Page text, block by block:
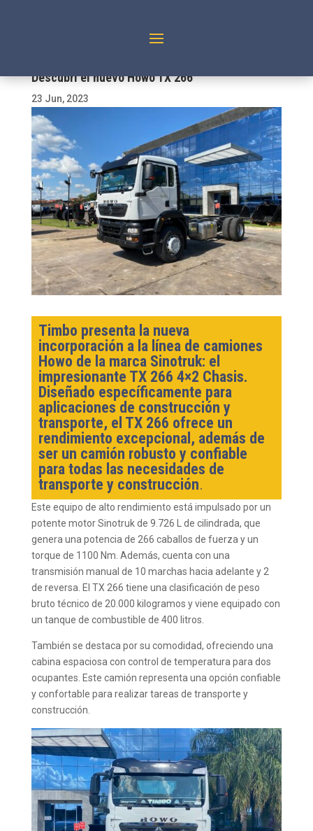
Descubrí el nuevo Howo TX 266
23 Jun, 2023
Timbo presenta la nueva
incorporación a la línea de camiones
Howo de la marca Sinotruk: el
impresionante TX 266 4×2 Chasis.
Diseñado específicamente para
aplicaciones de construcción y
transporte, el TX 266 ofrece un
rendimiento excepcional, además de
ser un camión robusto y confiable
para todas las necesidades de
transporte y construcción.
Este equipo de alto rendimiento está impulsado por un
potente motor Sinotruk de 9.726 L de cilindrada, que
genera una potencia de 266 caballos de fuerza y un
torque de 1100 Nm. Además, cuenta con una
transmisión manual de 10 marchas hacia adelante y 2
de reversa. El TX 266 tiene una clasificación de peso
bruto técnico de 20.000 kilogramos y viene equipado con
un tanque de combustible de 400 litros.
También se destaca por su comodidad, ofreciendo una
cabina espaciosa con control de temperatura para dos
ocupantes. Este camión representa una opción confiable
y confortable para realizar tareas de transporte y
construcción.